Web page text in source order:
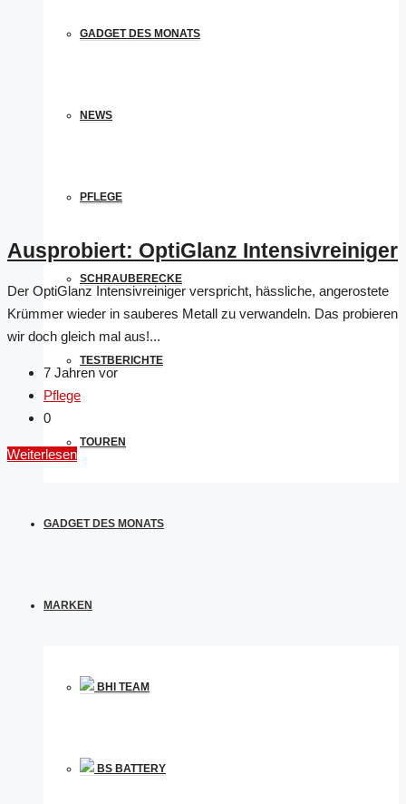
GADGET DES MONATS
NEWS
PFLEGE
SCHRAUBERECKE
TESTBERICHTE
TOUREN
GADGET DES MONATS
MARKEN
BHI TEAM
BS BATTERY
Ausprobiert: OptiGlanz Intensivreiniger
Der OptiGlanz Intensivreiniger verspricht, hässliche, angerostete
Krümmer wieder in sauberes Metall zu verwandeln. Das probieren
wir doch gleich mal aus!...
7 Jahren vor
Pflege
0
Weiterlesen